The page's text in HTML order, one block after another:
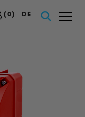
(0) DE